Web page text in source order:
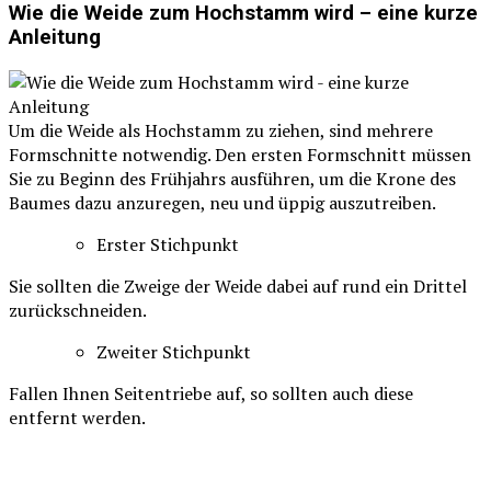
Wie die Weide zum Hochstamm wird – eine kurze
Anleitung
Um die Weide als Hochstamm zu ziehen, sind mehrere
Formschnitte notwendig. Den ersten Formschnitt müssen
Sie zu Beginn des Frühjahrs ausführen, um die Krone des
Baumes dazu anzuregen, neu und üppig auszutreiben.
Erster Stichpunkt
Sie sollten die Zweige der Weide dabei auf rund ein Drittel
zurückschneiden.
Zweiter Stichpunkt
Fallen Ihnen Seitentriebe auf, so sollten auch diese
entfernt werden.